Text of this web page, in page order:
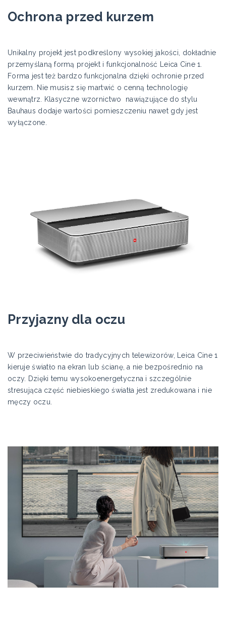
Ochrona przed kurzem
Unikalny projekt jest podkreślony wysokiej jakości, dokładnie
przemyślaną formą projekt i funkcjonalność Leica Cine 1.
Forma jest też bardzo funkcjonalna dzięki ochronie przed
kurzem. Nie musisz się martwić o cenną technologię
wewnątrz. Klasyczne wzornictwo nawiązujące do stylu
Bauhaus dodaje wartości pomieszczeniu nawet gdy jest
wyłączone.
Przyjazny dla oczu
W przeciwieństwie do tradycyjnych telewizorów, Leica Cine 1
kieruje światło na ekran lub ścianę, a nie bezpośrednio na
oczy. Dzięki temu wysokoenergetyczna i szczególnie
stresująca część niebieskiego światła jest zredukowana i nie
męczy oczu.